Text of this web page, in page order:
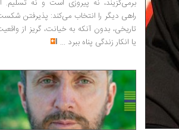
برمی‌گزیند، نه پیروزی است و نه تسلیم.
راهی دیگر را انتخاب می‌کند: پذیرفتن
تاریخی، بدون آنکه به خیانت، گریز از
یا انکار زندگی پناه ببرد ...